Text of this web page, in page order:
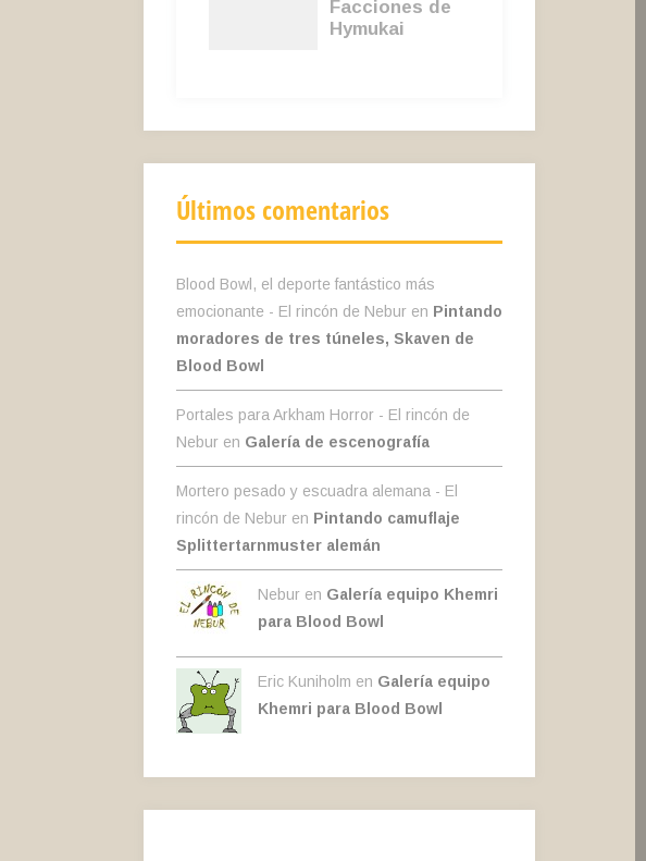
Últimos comentarios
Blood Bowl, el deporte fantástico más
emocionante - El rincón de Nebur en Pintando
moradores de tres túneles, Skaven de
Blood Bowl
Portales para Arkham Horror - El rincón de
Nebur en Galería de escenografía
Mortero pesado y escuadra alemana - El
rincón de Nebur en Pintando camuflaje
Splittertarnmuster alemán
Nebur en Galería equipo Khemri
para Blood Bowl
Eric Kuniholm en Galería equipo
Khemri para Blood Bowl